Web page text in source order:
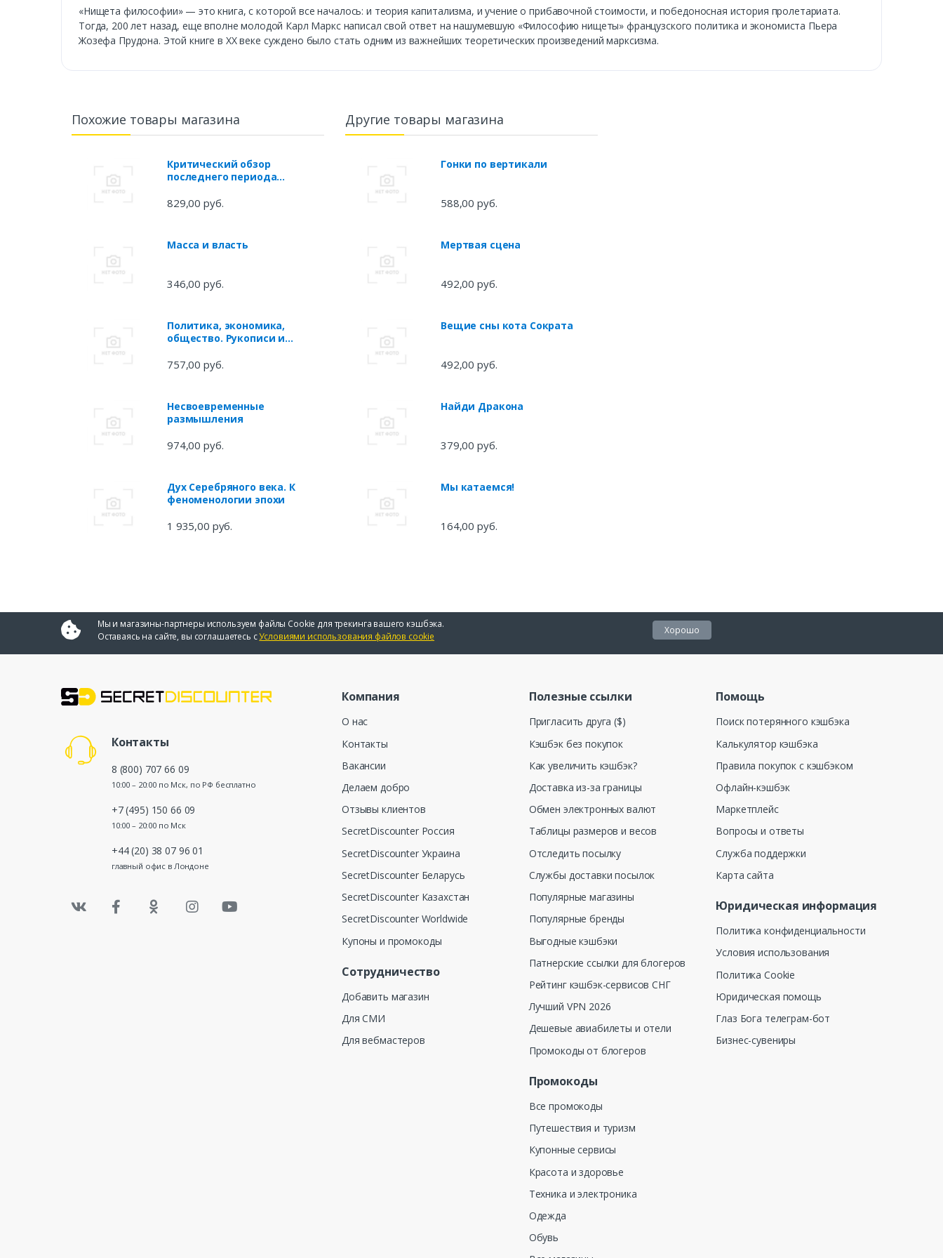
«Нищета философии» — это книга, с которой все началось: и теория капитализма, и учение о прибавочной стоимости, и победоносная история пролетариата.
Тогда, 200 лет назад, еще вполне молодой Карл Маркс написал свой ответ на нашумевшую «Философию нищеты» французского политика и экономиста Пьера
Жозефа Прудона. Этой книге в XX веке суждено было стать одним из важнейших теоретических произведений марксизма.
Похожие товары магазина
Критический обзор
последнего периода
829,00 руб.
Масса и власть
346,00 руб.
Политика, экономика,
общество. Рукописи и
757,00 руб.
Несвоевременные
размышления
974,00 руб.
Дух Серебряного века. К
феноменологии эпохи
1 935,00 руб.
Другие товары магазина
Гонки по вертикали
588,00 руб.
Мертвая сцена
492,00 руб.
Вещие сны кота Сократа
492,00 руб.
Найди Дракона
379,00 руб.
Мы катаемся!
164,00 руб.
Мы и магазины-партнеры используем файлы Cookie для трекинга вашего кэшбэка.
Оставаясь на сайте, вы соглашаетесь сУсловиями использования файлов cookie
Хорошо
Контакты
8 (800) 707 66 09
10:00 – 20:00 по Мск, по РФ бесплатно
+7 (495) 150 66 09
10:00 – 20:00 по Мск
+44 (20) 38 07 96 01
главный офис в Лондоне
Компания
О нас
Контакты
Вакансии
Делаем добро
Отзывы клиентов
SecretDiscounter Россия
SecretDiscounter Украина
SecretDiscounter Беларусь
SecretDiscounter Казахстан
SecretDiscounter Worldwide
Купоны и промокоды
Сотрудничество
Добавить магазин
Для СМИ
Для вебмастеров
Полезные ссылки
Пригласить друга ($)
Кэшбэк без покупок
Как увеличить кэшбэк?
Доставка из-за границы
Обмен электронных валют
Таблицы размеров и весов
Отследить посылку
Службы доставки посылок
Популярные магазины
Популярные бренды
Выгодные кэшбэки
Патнерские ссылки для блогеров
Рейтинг кэшбэк-сервисов СНГ
Лучший VPN 2026
Дешевые авиабилеты и отели
Промокоды от блогеров
Промокоды
Все промокоды
Путешествия и туризм
Купонные сервисы
Красота и здоровье
Техника и электроника
Одежда
Обувь
Помощь
Поиск потерянного кэшбэка
Калькулятор кэшбэка
Правила покупок с кэшбэком
Офлайн-кэшбэк
Маркетплейс
Вопросы и ответы
Служба поддержки
Карта сайта
Юридическая информация
Политика конфиденциальности
Условия использования
Политика Cookie
Юридическая помощь
Глаз Бога телеграм-бот
Бизнес-сувениры